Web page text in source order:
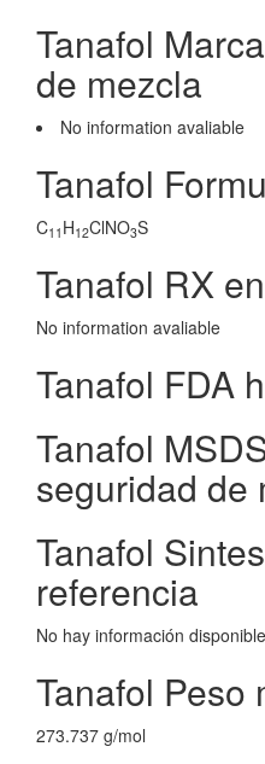
Tanafol
de mezcla
No information avaliable
Tanafol
C11 H12ClNO3S
Tanafol RX
No information avaliable
Tanafol FDA
Tanafol
seguridad de
Tanafol
referencia
No hay información disponible
Tanafol Peso
273.737 g/mol